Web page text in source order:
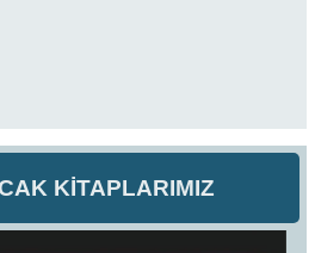
KİTAPLARIMIZ